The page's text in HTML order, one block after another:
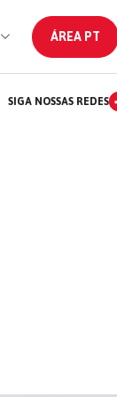
ÁREA PT
SIGA NOSSAS REDES